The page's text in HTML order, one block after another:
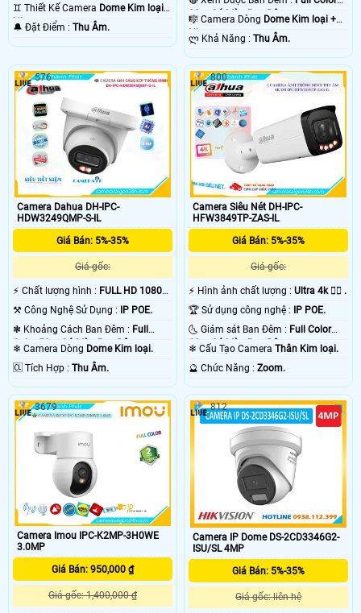
30m Có Màu Ban Ðêm.
♊ Thiết Kế Camera Dome Kim loại +
Nhựa.
️🔔 Đặt Điểm : Thu Âm.
30m Có Màu Ban Ðêm.
🎼️ Camera Dòng Dome Kim loại +
Nhựa.
️ლ Khả Năng :Thu Âm.
Camera Dahua DH-IPC-
HDW3249QMP-S-IL
Giá Bán: 5%-35%
Giá gốc:
️⚡ Chất lượng hình : FULL HD 1080P
⚒ Công Nghệ Sử Dụng : IP POE.
❃ Khoảng Cách Ban Đêm : Full
Color 50m Có Màu Ban Ðêm.
❄ Camera Dòng Dome Kim loại.
️🆑 Tích Hợp : Thu Âm.
576
Camera Siêu Nét DH-IPC-
HFW3849TP-ZAS-IL
Giá Bán: 5%-35%
Giá gốc:
️⚡ Hình ảnh chất lượng :Ultra 4k 👍🏾 .
🏆 Sử dụng công nghệ : IP POE.
🌜 Giám sát Ban Đêm : Full Color
60m Có Màu Ban Ðêm.
❄ Cấu Tạo CameraThân Kim loại.
️🔮 Chức Năng :Zoom.
800
Camera Imou IPC-K2MP-3H0WE
3.0MP
Giá Bán: 950,000 ₫
Giá gốc: 1,400,000 ₫
3679
Camera IP Dome DS-2CD3346G2-
ISU/SL 4MP
Giá Bán: 5%-35%
Giá gốc: liên hệ
812